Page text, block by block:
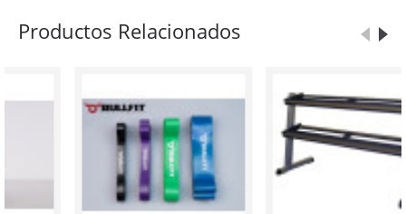
Productos Relacionados